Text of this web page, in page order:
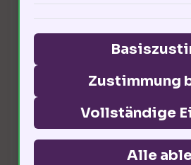
finanziellen Aspekte
Organspende?
Ökonomische
Organspende
Zustimmung
Vollständige
Alle